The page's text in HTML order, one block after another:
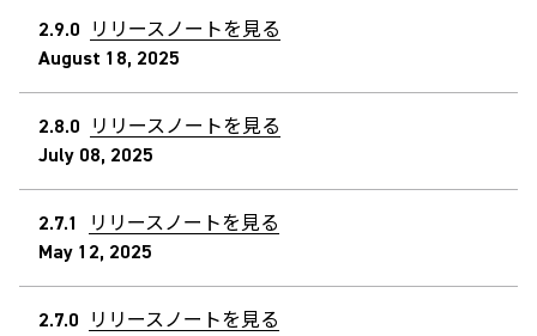
2.9.0 リリースノートを見る
August 18, 2025
2.8.0 リリースノートを見る
July 08, 2025
2.7.1
リリースノートを見る
May 12, 2025
2.7.0 リリースノートを見る